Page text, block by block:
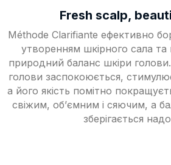
Fresh scalp,
Méthode Clarifiante ефективно
утворенням шкірного сала
природний баланс шкіри голови.
голови заспокоюється,
а його якість помітно
свіжим, об’ємним і сяючим, а
зберігається